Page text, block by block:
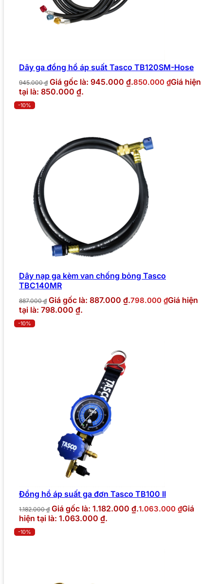
Dây ga đồng hồ áp suất Tasco TB120SM-Hose
945.000₫ Giá gốc là: 945.000 ₫.850.000 ₫Giá hiện
tại là: 850.000 ₫.
-10%
Dây nạp ga kèm van chống bỏng Tasco
TBC140MR
887.000₫ Giá gốc là: 887.000 ₫.798.000 ₫Giá hiện
tại là: 798.000 ₫.
-10%
Đồng hồ áp suất ga đơn Tasco TB100 II
1.182.000₫ Giá gốc là: 1.182.000 ₫.1.063.000 ₫Giá
hiện tại là: 1.063.000 ₫.
-10%